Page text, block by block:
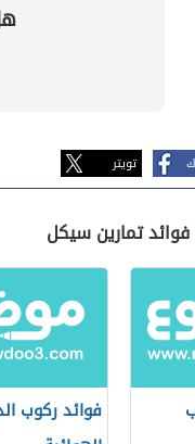
تويتر
تمارين سيكل
فوائد ركوب